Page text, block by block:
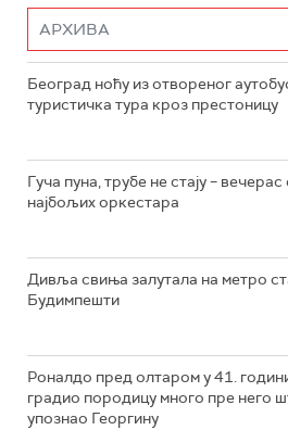
Београд ноћу из отвореног
туристичка тура кроз престоницу
Гуча пуна, трубе не стају –
најбољих оркестара
Дивља свиња залутала на метро
Будимпешти
Роналдо пред олтаром у 41.
градио породицу много пре него
упознао Георгину